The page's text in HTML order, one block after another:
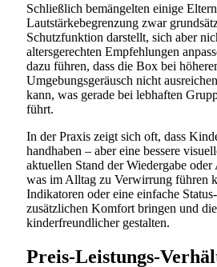
Schließlich bemängelten einige
Lautstärkebegrenzung zwar
Schutzfunktion darstellt, sich aber
altersgerechten Empfehlungen
dazu führen, dass die Box bei
Umgebungsgeräusch nicht
kann, was gerade bei lebhaften
führt.
In der Praxis zeigt sich oft, dass
handhaben – aber eine bessere
aktuellen Stand der Wiedergabe
was im Alltag zu Verwirrung führen
Indikatoren oder eine einfache
zusätzlichen Komfort bringen und
kinderfreundlicher gestalten.
Preis-Leistungs-